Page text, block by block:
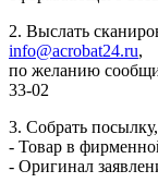
2. Выслать
info@acrobat24.ru,
по желанию
33-02
3. Собрать
- Товар в
- Оригинал